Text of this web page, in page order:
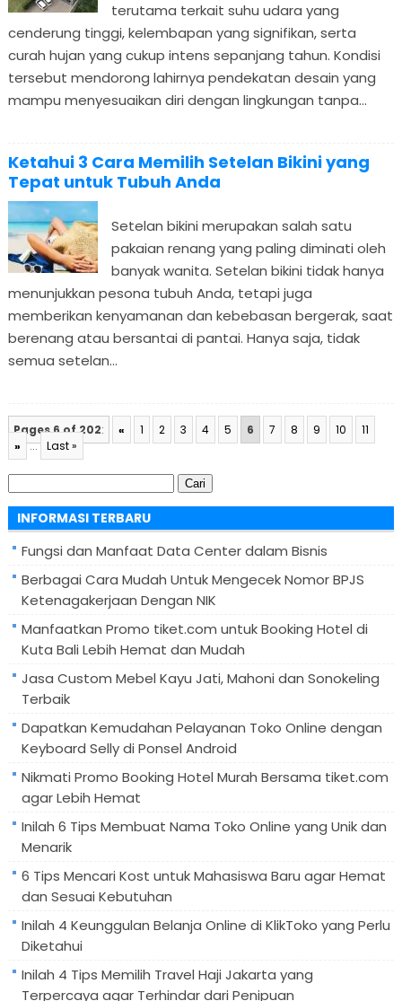
terutama terkait suhu udara yang
cenderung tinggi, kelembapan yang signifikan, serta
curah hujan yang cukup intens sepanjang tahun. Kondisi
tersebut mendorong lahirnya pendekatan desain yang
mampu menyesuaikan diri dengan lingkungan tanpa...
Ketahui 3 Cara Memilih Setelan Bikini yang
Tepat untuk Tubuh Anda
Setelan bikini merupakan salah satu
pakaian renang yang paling diminati oleh
banyak wanita. Setelan bikini tidak hanya
menunjukkan pesona tubuh Anda, tetapi juga
memberikan kenyamanan dan kebebasan bergerak, saat
berenang atau bersantai di pantai. Hanya saja, tidak
semua setelan...
Pages 6 of 202: « 1 2 3 4 5 6 7 8 9 10
11
» ... Last »
untuk:
INFORMASI TERBARU
Fungsi dan Manfaat Data Center dalam Bisnis
Berbagai Cara Mudah Untuk Mengecek Nomor BPJS
Ketenagakerjaan Dengan NIK
Manfaatkan Promo tiket.com untuk Booking Hotel di
Kuta Bali Lebih Hemat dan Mudah
Jasa Custom Mebel Kayu Jati, Mahoni dan Sonokeling
Terbaik
Dapatkan Kemudahan Pelayanan Toko Online dengan
Keyboard Selly di Ponsel Android
Nikmati Promo Booking Hotel Murah Bersama tiket.com
agar Lebih Hemat
Inilah 6 Tips Membuat Nama Toko Online yang Unik dan
Menarik
6 Tips Mencari Kost untuk Mahasiswa Baru agar Hemat
dan Sesuai Kebutuhan
Inilah 4 Keunggulan Belanja Online di KlikToko yang Perlu
Diketahui
Inilah 4 Tips Memilih Travel Haji Jakarta yang
Terpercaya agar Terhindar dari Penipuan